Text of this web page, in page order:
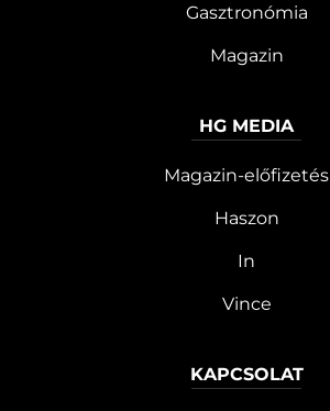
Gasztronómia
Magazin
HG MEDIA
Magazin-előfizetés
Haszon
In
Vince
KAPCSOLAT